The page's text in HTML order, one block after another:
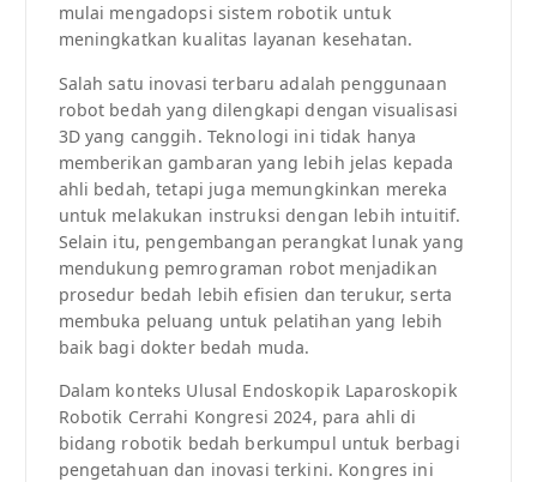
mulai mengadopsi sistem robotik untuk
meningkatkan kualitas layanan kesehatan.
Salah satu inovasi terbaru adalah penggunaan
robot bedah yang dilengkapi dengan visualisasi
3D yang canggih. Teknologi ini tidak hanya
memberikan gambaran yang lebih jelas kepada
ahli bedah, tetapi juga memungkinkan mereka
untuk melakukan instruksi dengan lebih intuitif.
Selain itu, pengembangan perangkat lunak yang
mendukung pemrograman robot menjadikan
prosedur bedah lebih efisien dan terukur, serta
membuka peluang untuk pelatihan yang lebih
baik bagi dokter bedah muda.
Dalam konteks Ulusal Endoskopik Laparoskopik
Robotik Cerrahi Kongresi 2024, para ahli di
bidang robotik bedah berkumpul untuk berbagi
pengetahuan dan inovasi terkini. Kongres ini